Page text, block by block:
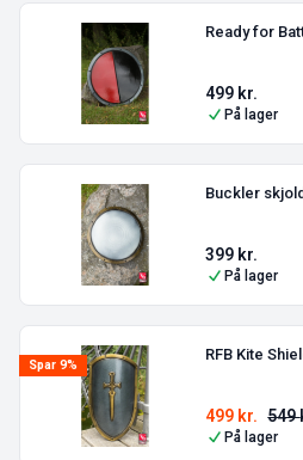
Ready for
499 kr.
På lager
Buckler
399 kr.
På lager
Spar 9%
RFB Kite
549
499 kr.
På lager